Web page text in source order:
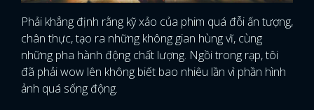
Phải khẳng định rằng kỹ xảo của phim quá đỗi ấn tượng,
chân thực, tạo ra những không gian hùng vĩ, cùng
những pha hành động chất lượng. Ngồi trong rạp, tôi
đã phải wow lên không biết bao nhiêu lần vì phần hình
ảnh quá sống động.